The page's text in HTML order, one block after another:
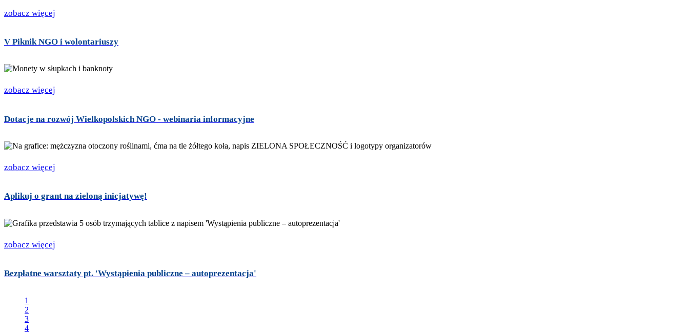
zobacz więcej
V Piknik NGO i wolontariuszy
zobacz więcej
Dotacje na rozwój Wielkopolskich NGO - webinaria informacyjne
zobacz więcej
Aplikuj o grant na zieloną inicjatywę!
zobacz więcej
Bezpłatne warsztaty pt. 'Wystąpienia publiczne – autoprezentacja'
1
2
3
4